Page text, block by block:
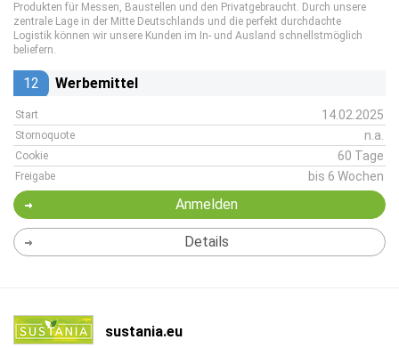
Produkten für Messen, Baustellen und den Privatgebraucht. Durch unsere
zentrale Lage in der Mitte Deutschlands und die perfekt durchdachte
Logistik können wir unsere Kunden im In- und Ausland schnellstmöglich
beliefern.
12 Werbemittel
Start 14.02.2025
Stornoquote n.a.
Cookie 60 Tage
Freigabe bis 6 Wochen
Anmelden
Details
sustania.eu